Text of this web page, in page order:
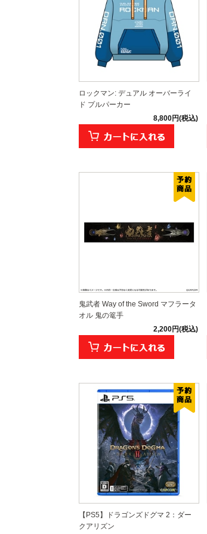
ロックマン: デュアル オーバーライ
ド プルパーカー
8,800円(税込)
鬼武者 Way of the Sword マフラータ
オル 鬼の篭手
2,200円(税込)
【PS5】ドラゴンズドグマ 2：ダー
クアリズン